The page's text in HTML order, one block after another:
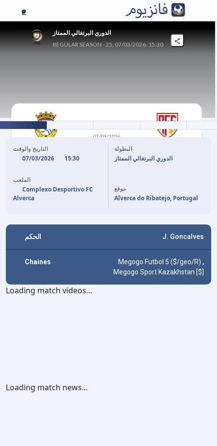
2
الدوري البرتغالي الممتاز
REGULAR SEASON - 25, 07/03/2026, 15:30
ألفيركا
07/03/2026
التاريخ والوقت
07/03/2026
15:30
الملعب
Complexo Desportivo FC
Alverca
البطولة
الدوري البرتغالي الممتاز
موقع
Alverca do Ribatejo, Portugal
الحكم J. Goncalves
Chaines Megogo Futbol 5 ($/geo/R) ,
Megogo Sport Kazakhstan [$]
Loading match videos...
Loading match news...